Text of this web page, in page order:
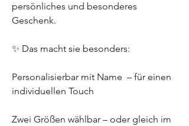
persönliches und besonderes
Geschenk.
✨ Das macht sie besonders:
Personalisierbar mit Name – für einen
individuellen Touch
Zwei Größen wählbar – oder gleich im